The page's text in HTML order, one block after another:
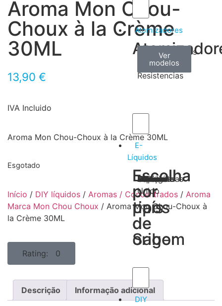
Atomizadores
Claromizadores
Ver
modelos
Reconstruíveis
Ver
modelos
Resistencias
Ver
modelos
E-
Líquidos
Escolha
por
tipos
de
Sabor
Tabaco
Frutas
Bebidas
Frescos
Sobremesas
Escolha
por
país
de
origem
Portugal
Alemanha
USA
Reino
Unido
Canadá
França
Malásia
Filipinas
Espanha
Polónia
Grécia
DIY
Aroma Mon Chou-
Choux à la Crème
30ML
13,90 €
IVA Incluido
Aroma Mon Chou-Choux à la Crème 30ML
Esgotado
Início / DIY líquidos / Aromas / Concentrados / Aroma
Marca Mon Chou Choux / Aroma Mon Chou-Choux à
la Crème 30ML
Rating: 0
Descrição Informação adicional